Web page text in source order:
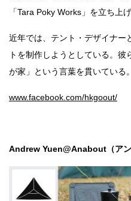
「Tara Poky Works」を立ち上げ
近年では、テント・デザイナー
トを制作しようとしている。
が家」という言葉を貫いている。
www.facebook.com/hkgoout/
Andrew Yuen@Anabout（アン